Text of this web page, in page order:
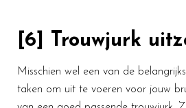
[6] Trouwjurk
Misschien wel een van de
taken om uit te voeren voor jouw